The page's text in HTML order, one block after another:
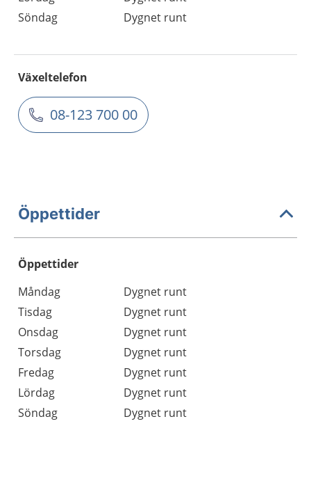
Söndag
Dygnet runt
Växeltelefon
08-123 700 00
Öppettider
Öppettider
Dag
Öppettider
Kommentarer
Måndag
Dygnet runt
Tisdag
Dygnet runt
Onsdag
Dygnet runt
Torsdag
Dygnet runt
Fredag
Dygnet runt
Lördag
Dygnet runt
Söndag
Dygnet runt